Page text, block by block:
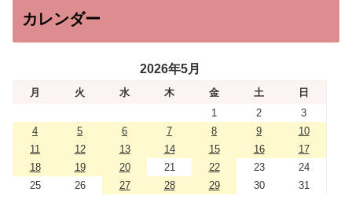
カレンダー
2026年5月
月 火 水 木 金 土
日
1
2
3
4
5 6 7 8 9
10
11
12 13 14 15 16
17
18
19 20 21 22 23
24
25
26 27 28 29 30 31